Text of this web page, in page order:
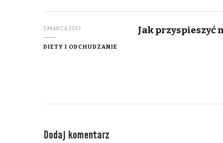
5 MARCA 2017
DIETY I ODCHUDZANIE
Jak przyspieszyć
Dodaj komentarz